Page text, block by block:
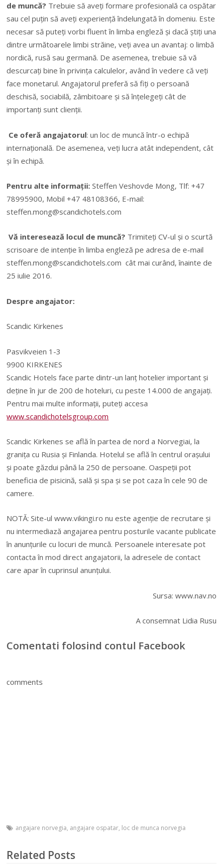
de muncă? Trebuie să aveți formare profesională ca ospătar
sau cel puțin să aveți experiență îndelungată în domeniu. Este
necesar să puteți vorbi fluent în limba engleză și dacă știți una
dintre următoarele limbi străine, veți avea un avantaj: o limbă
nordică, rusă sau germană. De asemenea, trebuie să vă
descurcați bine în privința calculelor, având în vedere că veți
face monetarul. Angajatorul preferă să fiți o persoană
deschisă, sociabilă, zâmbitoare și să înțelegeți cât de
importanți sunt clienții.
Ce oferă angajatorul: un loc de muncă într-o echipă
internațională. De asemenea, veți lucra atât independent, cât
și în echipă.
Pentru alte informații: Steffen Veshovde Mong, Tlf: +47
78995900, Mobil +47 48108366, E-mail:
steffen.mong@scandichotels.com
Vă interesează locul de muncă? Trimiteți CV-ul și o scurtă
scrisoare de intenție în limba engleză pe adresa de e-mail
steffen.mong@scandichotels.com cât mai curând, înainte de
25 iulie 2016.
Despre angajator:
Scandic Kirkenes
Pasvikveien 1-3
9900 KIRKENES
Scandic Hotels face parte dintr-un lanț hotelier important și
deține în jur de 200 de hoteluri, cu peste 14.000 de angajați.
Pentru mai multe informații, puteți accesa
www.scandichotelsgroup.com
Scandic Kirkenes se află în partea de nord a Norvegiai, la
granița cu Rusia și Finlanda. Hotelul se află în centrul orașului
și poate găzdui până la 250 de persoane. Oaspeții pot
beneficia de pisicină, sală și spa și se pot caza în cele 90 de
camere.
NOTĂ: Site-ul www.vikingi.ro nu este agenție de recrutare și
nu intermediază angajarea pentru posturile vacante publicate
în anunțurile cu locuri de muncă. Persoanele interesate pot
contacta în mod direct angajatorii, la adresele de contact
care apar în cuprinsul anunțului.
Sursa: www.nav.no
A consemnat Lidia Rusu
Comentati folosind contul Facebook
comments
angajare norvegia, angajare ospatar, loc de munca norvegia
Related Posts